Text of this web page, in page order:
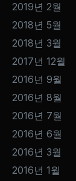
2019년 2월
2018년 5월
2018년 3월
2017년 12월
2016년 9월
2016년 8월
2016년 7월
2016년 6월
2016년 3월
2016년 1월